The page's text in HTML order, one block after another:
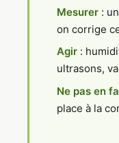
Mesurer :
on corrige
Agir :
ultrasons,
Ne pas en
place à la